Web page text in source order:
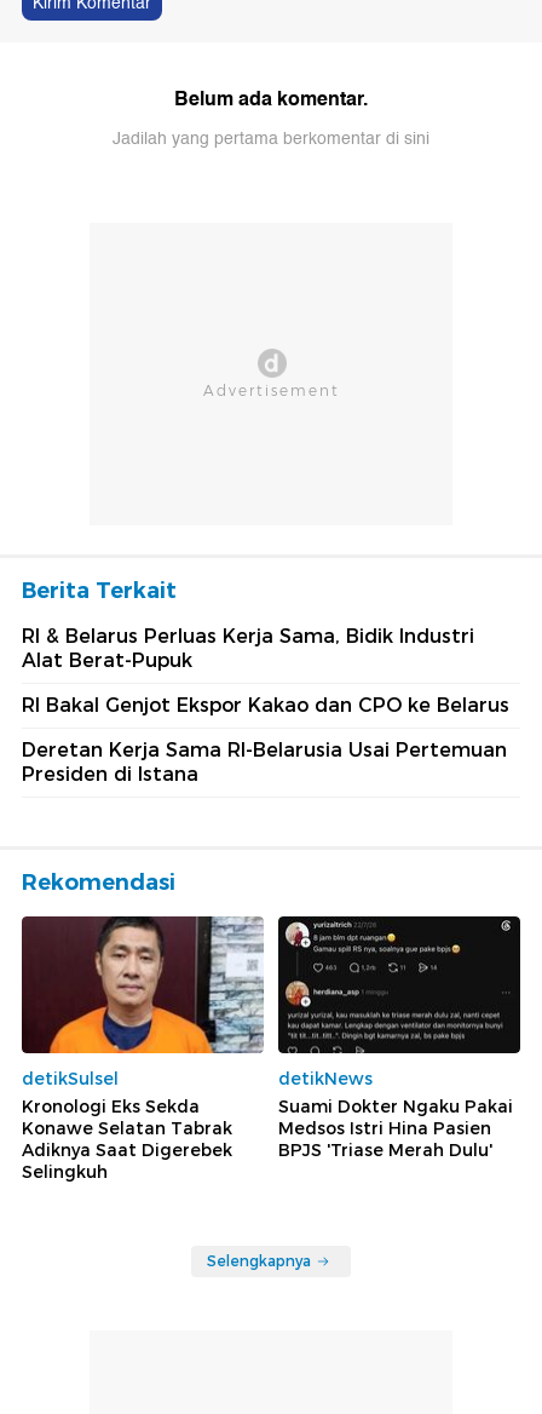
Belum ada komentar.
Jadilah yang pertama berkomentar di sini
Berita Terkait
RI & Belarus Perluas Kerja Sama, Bidik Industri
Alat Berat-Pupuk
RI Bakal Genjot Ekspor Kakao dan CPO ke Belarus
Deretan Kerja Sama RI-Belarusia Usai Pertemuan
Presiden di Istana
Rekomendasi
detikSulsel
Kronologi Eks Sekda
Konawe Selatan Tabrak
Adiknya Saat Digerebek
Selingkuh
detikNews
Suami Dokter Ngaku Pakai
Medsos Istri Hina Pasien
BPJS 'Triase Merah Dulu'
Selengkapnya